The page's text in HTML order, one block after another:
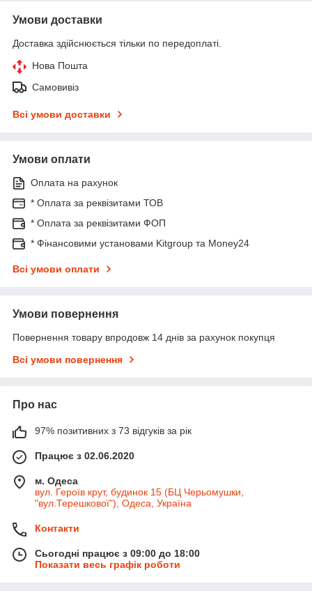
Умови доставки
Доставка здійснюється тільки по передоплаті.
Нова Пошта
Самовивіз
Всі умови доставки
Умови оплати
Оплата на рахунок
* Оплата за реквізитами ТОВ
* Оплата за реквізитами ФОП
* Фінансовими установами Kitgroup та Money24
Всі умови оплати
Умови повернення
Повернення товару впродовж 14 днів за рахунок покупця
Всі умови повернення
Про нас
97% позитивних з 73 відгуків за рік
Працює з 02.06.2020
м. Одеса
вул. Героїв крут, будинок 15 (БЦ Черьомушки,
"вул.Терешкової"), Одеса, Україна
Контакти
Сьогодні працює з 09:00 до 18:00
Показати весь графік роботи